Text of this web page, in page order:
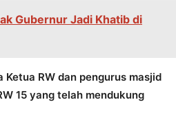
Gubernur Jadi Khatib di
RW dan pengurus masjid
15 yang telah mendukung